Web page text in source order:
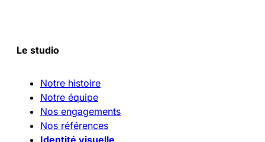
Le studio
Notre histoire
Notre équipe
Nos engagements
Nos références
Identité visuelle